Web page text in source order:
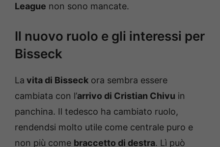
League non sono mancate.
Il nuovo ruolo e gli interessi per
Bisseck
La vita di Bisseck ora sembra essere
cambiata con l’arrivo di Cristian Chivu in
panchina. Il tedesco ha cambiato ruolo,
rendendsi molto utile come centrale puro e
non più come braccetto di destra. Lì può